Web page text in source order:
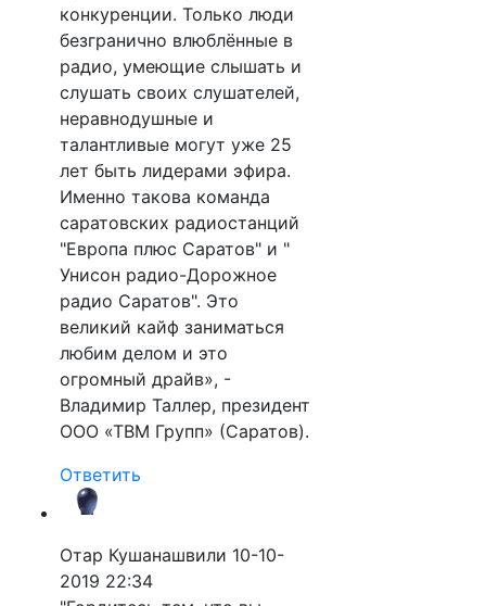
конкуренции. Только люди
безгранично влюблённые в
радио, умеющие слышать и
слушать своих слушателей,
неравнодушные и
талантливые могут уже 25
лет быть лидерами эфира.
Именно такова команда
саратовских радиостанций
"Европа плюс Саратов" и "
Унисон радио-Дорожное
радио Саратов". Это
великий кайф заниматься
любим делом и это
огромный драйв», -
Владимир Таллер, президент
ООО «ТВМ Групп» (Саратов).
Ответить
Отар Кушанашвили 10-10-
2019 22:34